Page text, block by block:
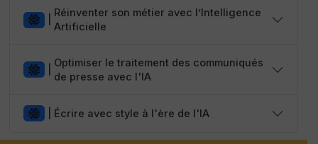
Réinventer son métier avec l’Intelligence
Artificielle
Optimiser le traitement des communiqués
de presse avec l'IA
Écrire avec style à l'ère de l'IA